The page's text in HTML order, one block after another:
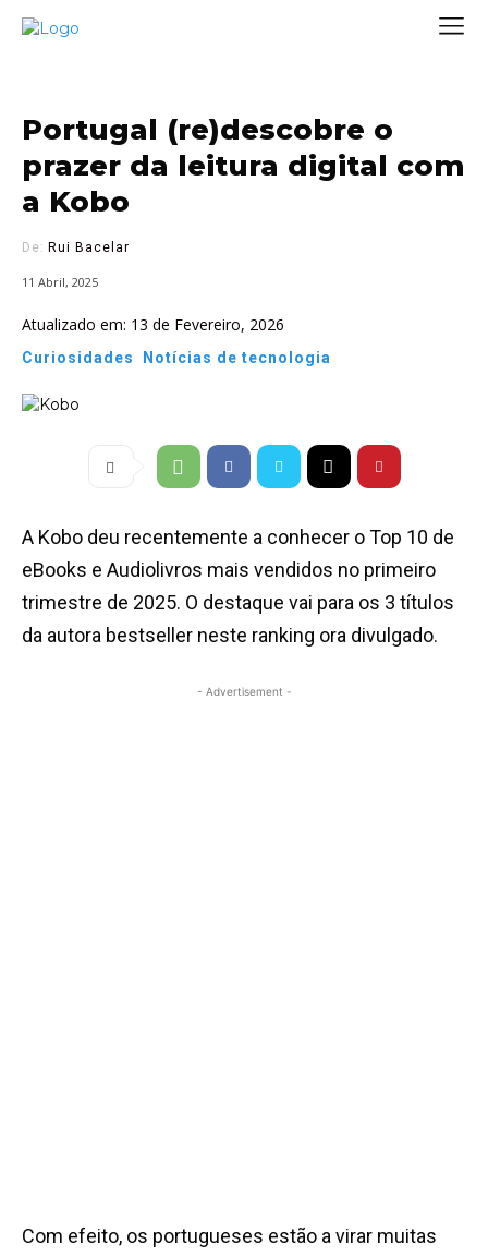
Portugal (re)descobre o
prazer da leitura digital com
a Kobo
De: Rui Bacelar
11 Abril, 2025
Atualizado em: 13 de Fevereiro, 2026
Curiosidades Notícias de tecnologia
A Kobo deu recentemente a conhecer o Top 10 de
eBooks e Audiolivros mais vendidos no primeiro
trimestre de 2025. O destaque vai para os 3 títulos
da autora bestseller neste ranking ora divulgado.
- Advertisement -
Com efeito, os portugueses estão a virar muitas